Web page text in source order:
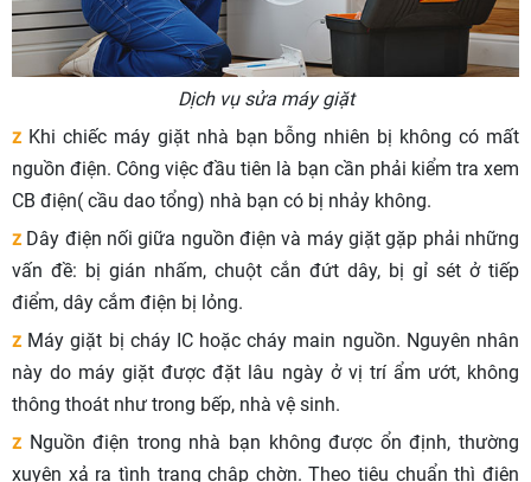
Dịch vụ sửa máy giặt
z Khi chiếc máy giặt nhà bạn bỗng nhiên bị không có mất
nguồn điện. Công việc đầu tiên là bạn cần phải kiểm tra xem
CB điện( cầu dao tổng) nhà bạn có bị nhảy không.
z Dây điện nối giữa nguồn điện và máy giặt gặp phải những
vấn đề: bị gián nhấm, chuột cắn đứt dây, bị gỉ sét ở tiếp
điểm, dây cắm điện bị lỏng.
z Máy giặt bị cháy IC hoặc cháy main nguồn. Nguyên nhân
này do máy giặt được đặt lâu ngày ở vị trí ẩm ướt, không
thông thoát như trong bếp, nhà vệ sinh.
z Nguồn điện trong nhà bạn không được ổn định, thường
xuyên xả ra tình trạng chập chờn. Theo tiêu chuẩn thì điện